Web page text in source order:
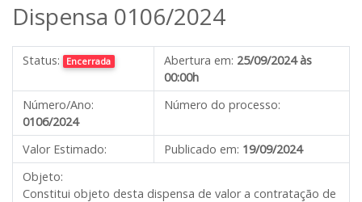
Dispensa 0106/2024
Status: Encerrada Abertura em: 25/09/2024 às
00:00h
Número/Ano:
0106/2024
Número do processo:
Valor Estimado: Publicado em: 19/09/2024
Objeto:
Constitui objeto desta dispensa de valor a contratação de